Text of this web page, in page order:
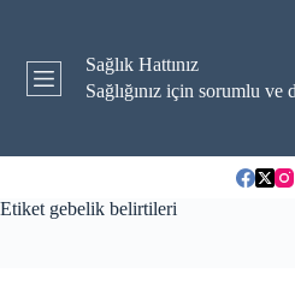
Sağlık Hattınız
Sağlığınız için sorumlu ve
Etiket gebelik belirtileri